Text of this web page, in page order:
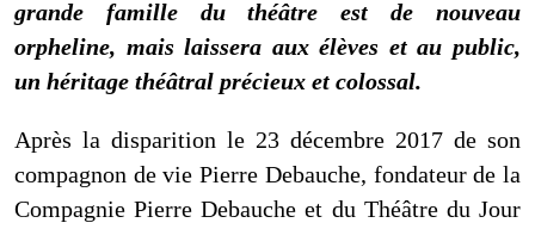
grande famille du théâtre est de nouveau
orpheline, mais laissera aux élèves et au public,
un héritage théâtral précieux et colossal.
Après la disparition le 23 décembre 2017 de son
compagnon de vie Pierre Debauche, fondateur de la
Compagnie Pierre Debauche et du Théâtre du Jour